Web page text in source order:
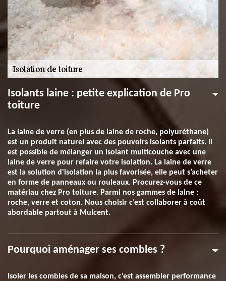
Isolants laine : petite explication de Pro
toiture
La laine de verre (en plus de laine de roche, polyuréthane)
est un produit naturel avec des pouvoirs isolants parfaits. Il
est possible de mélanger un isolant multicouche avec une
laine de verre pour refaire votre isolation. La laine de verre
est la solution d'isolation la plus favorisée, elle peut s’acheter
en forme de panneaux ou rouleaux. Procurez-vous de ce
matériau chez Pro toiture. Parmi nos gammes de laine :
roche, verre et coton. Nous choisir c’est collaborer à coût
abordable partout à Mulcent.
Pourquoi aménager ses combles ?
Isoler les combles de sa maison, c’est assembler performance